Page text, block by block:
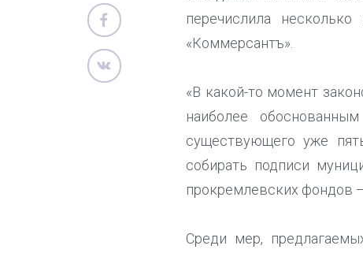
перечислила
«Коммерсантъ».
«В какой-то момент
наиболее
существующего уже
собирать подписи
прокремлевских фондов
Среди мер,